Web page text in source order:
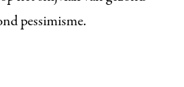
pessimisme.